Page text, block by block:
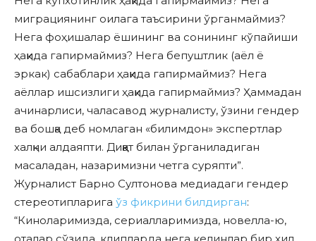
миграциянинг оилага таъсирини ўрганмаймиз?
Нега фоҳишалар ёшининг ва сонининг кўпайиши
ҳақида гапирмаймиз? Нега бепуштлик (аёл ё
эркак) сабаблари ҳақида гапирмаймиз? Нега
аёллар ишсизлиги ҳақида гапирмаймиз? Ҳаммадан
ачинарлиси, чаласавод журналисту, ўзини гендер
ва бошқа деб номлаган «билимдон» экспертлар
халқни алдаяпти. Диққат билан ўрганиладиган
масаладан, назаримизни четга суряпти”.
Журналист Барно Султонова медиадаги гендер
стереотипларига ўз фикрини билдирган:
“Киноларимизда, сериалларимизда, новелла-ю,
оталар сўзида, клипларда нега келинлар бир хил